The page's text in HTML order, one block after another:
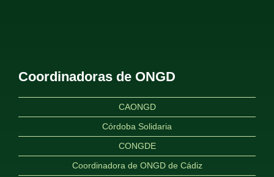
Coordinadoras de ONGD
CAONGD
Córdoba Solidaria
CONGDE
Coordinadora de ONGD de Cádiz